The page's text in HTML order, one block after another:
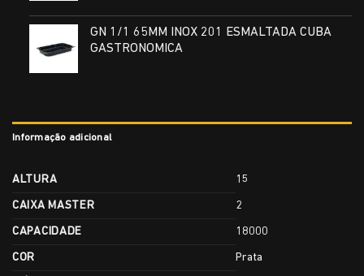
GN 1/1 65MM INOX 201 ESMALTADA CUBA
GASTRONOMICA
Informação adicional
ALTURA 15
CAIXA MASTER 2
CAPACIDADE 18000
COR Prata